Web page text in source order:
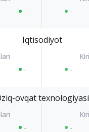
- -
Iqtisodiyot
- -
ovqat texnologiyasi
- -